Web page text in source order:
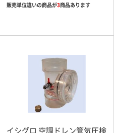
販売単位違いの商品が3商品あります
イシグロ 空調ドレン管気圧検